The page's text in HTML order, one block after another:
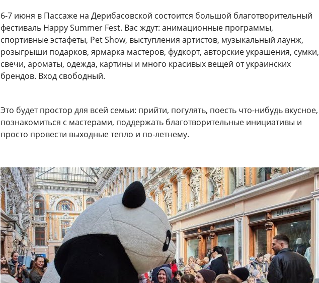
6-7 июня в Пассаже на Дерибасовской состоится большой благотворительный
фестиваль Happy Summer Fest. Вас ждут: анимационные программы,
спортивные эстафеты, Pet Show, выступления артистов, музыкальный лаунж,
розыгрыши подарков, ярмарка мастеров, фудкорт, авторские украшения, сумки,
свечи, ароматы, одежда, картины и много красивых вещей от украинских
брендов. Вход свободный.
Это будет простор для всей семьи: прийти, погулять, поесть что-нибудь вкусное,
познакомиться с мастерами, поддержать благотворительные инициативы и
просто провести выходные тепло и по-летнему.